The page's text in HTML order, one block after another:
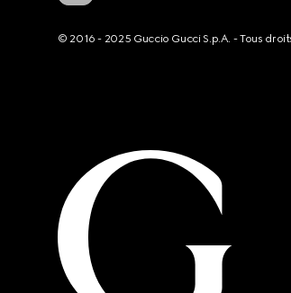
© 2016 - 2025 Guccio Gucci S.p.A. - Tous